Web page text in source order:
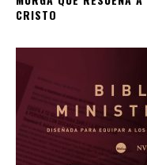
CRISTO